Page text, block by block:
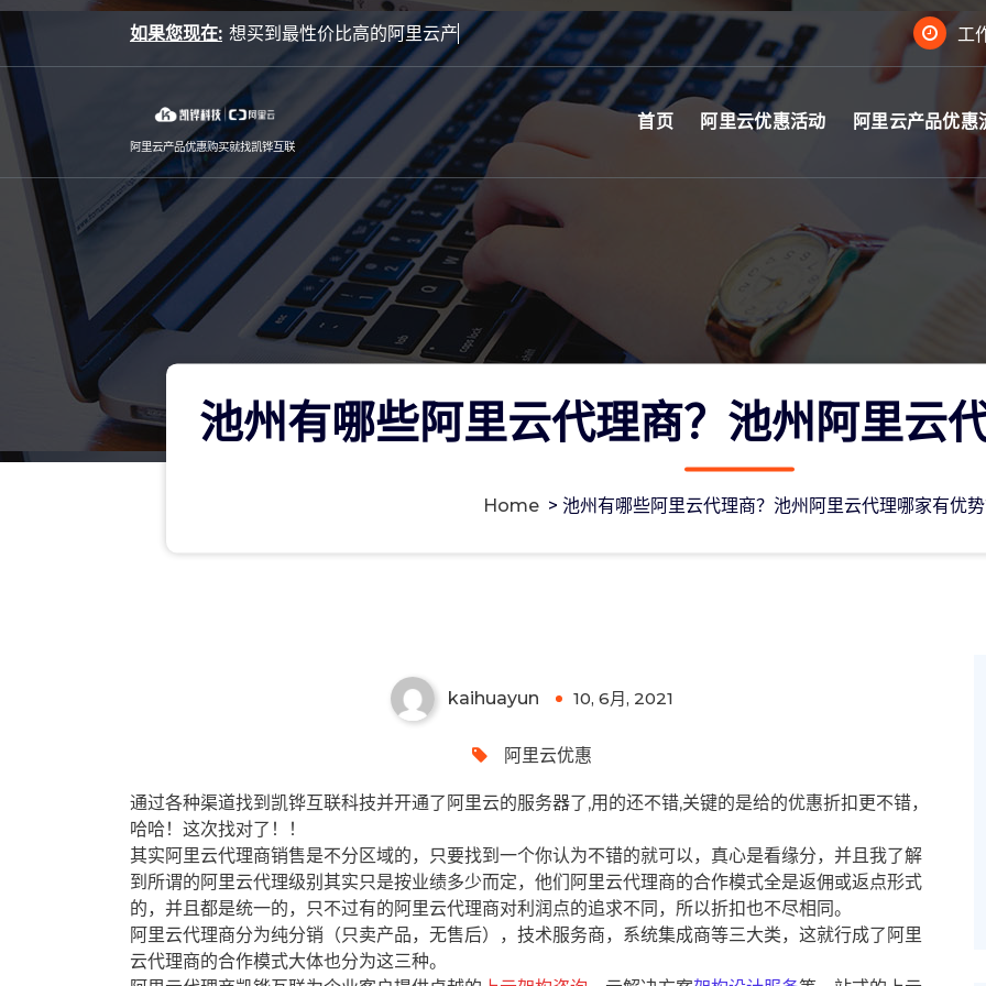
Skip
to
content
如果您现在: 想买 工
阿里云产品优惠购买就找凯铧互联
首页 阿里云优惠活动 阿里云产品优惠
池州有哪些阿里云代理商？池州阿里云
Home > 池州有哪些阿里云代理商？池州阿里云代理哪家有优
kaihuayun 10, 6月, 2021
阿里云优惠
通过各种渠道找到凯铧互联科技并开通了阿里云的服务器了,用的还不错,关键的是给的优惠折扣更不错，
哈哈！这次找对了！！
其实阿里云代理商销售是不分区域的，只要找到一个你认为不错的就可以，真心是看缘分，并且我了解
到所谓的阿里云代理级别其实只是按业绩多少而定，他们阿里云代理商的合作模式全是返佣或返点形式
的，并且都是统一的，只不过有的阿里云代理商对利润点的追求不同，所以折扣也不尽相同。
阿里云代理商分为纯分销（只卖产品，无售后），技术服务商，系统集成商等三大类，这就行成了阿里
云代理商的合作模式大体也分为这三种。